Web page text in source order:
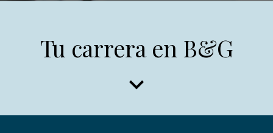
Tu carrera en B&G
keyboard_arrow_down